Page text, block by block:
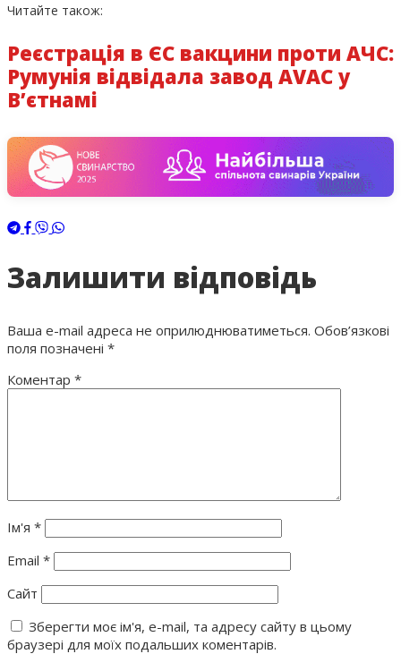
Читайте також:
Реєстрація в ЄС вакцини проти АЧС:
Румунія відвідала завод AVAC у
В’єтнамі
Залишити відповідь
Ваша e-mail адреса не оприлюднюватиметься. Обов’язкові
поля позначені *
Коментар *
Ім'я *
Email *
Сайт
Зберегти моє ім'я, e-mail, та адресу сайту в цьому
браузері для моїх подальших коментарів.